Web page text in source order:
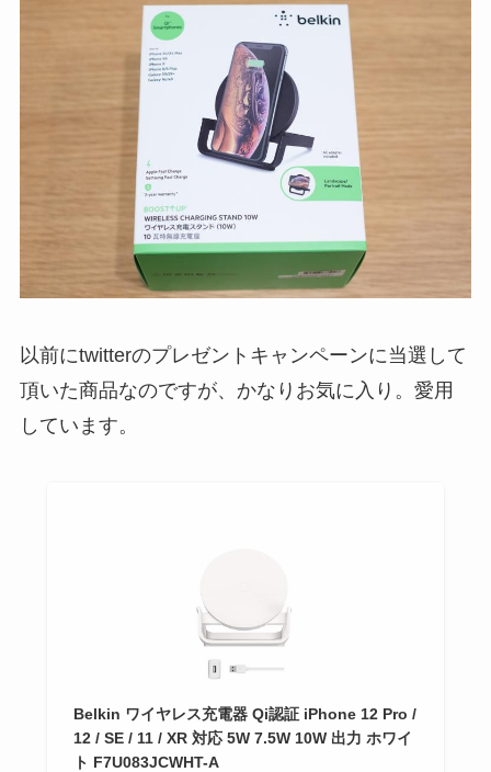
以前にtwitterのプレゼントキャンペーンに当選して
頂いた商品なのですが、かなりお気に入り。愛用
しています。
Belkin ワイヤレス充電器 Qi認証 iPhone 12 Pro /
12 / SE / 11 / XR 対応 5W 7.5W 10W 出力 ホワイ
ト F7U083JCWHT-A